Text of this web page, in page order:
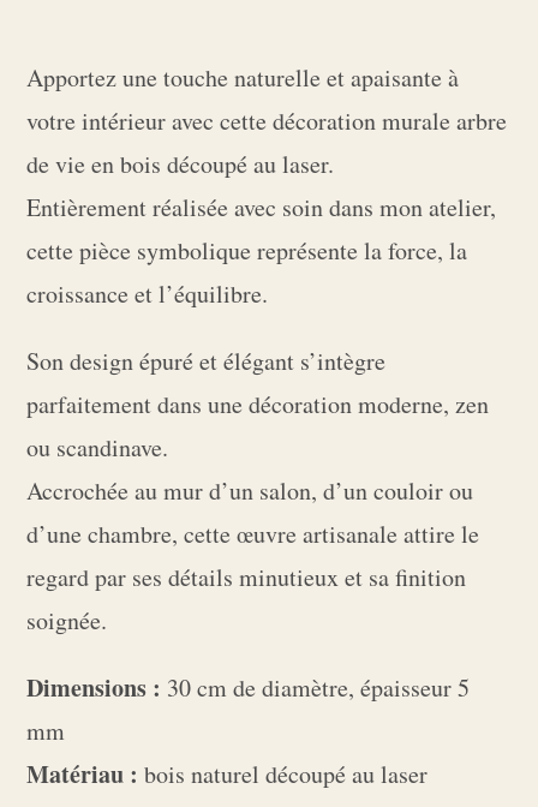
Apportez une touche naturelle et apaisante à
votre intérieur avec cette décoration murale arbre
de vie en bois découpé au laser.
Entièrement réalisée avec soin dans mon atelier,
cette pièce symbolique représente la force, la
croissance et l’équilibre.
Son design épuré et élégant s’intègre
parfaitement dans une décoration moderne, zen
ou scandinave.
Accrochée au mur d’un salon, d’un couloir ou
d’une chambre, cette œuvre artisanale attire le
regard par ses détails minutieux et sa finition
soignée.
Dimensions : 30 cm de diamètre, épaisseur 5
mm
Matériau : bois naturel découpé au laser